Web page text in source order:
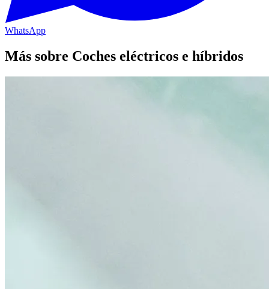
WhatsApp
Más sobre Coches eléctricos e híbridos